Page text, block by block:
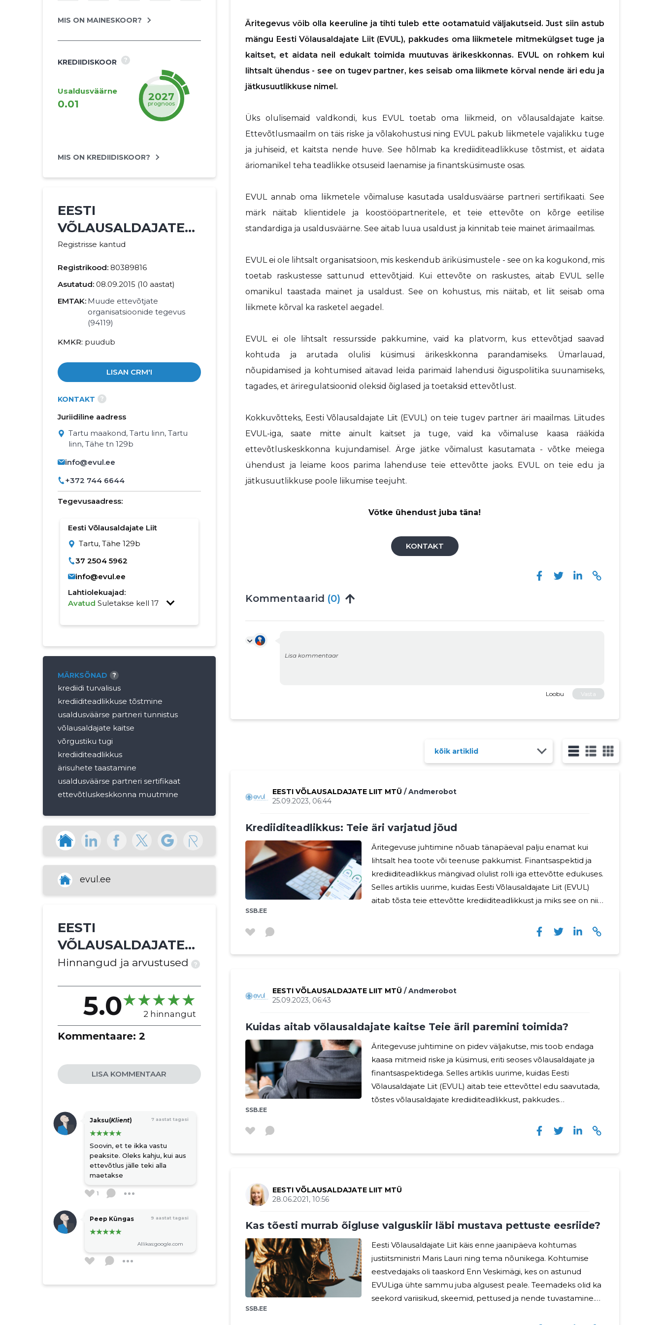
MIS ON MAINESKOOR?
KREDIIDISKOOR ?
Usaldusväärne
0.01
2027
prognoos
MIS ON KREDIIDISKOOR?
EESTI
VÕLAUSALDAJATE
LIIT MTÜ
Registrisse kantud
Registrikood: 80389816
Asutatud: 08.09.2015 (10 aastat)
EMTAK: Muude ettevõtjate
organisatsioonide tegevus
(94119)
KMKR puudub
LISAN CRM'I
KONTAKT ?
Juriidiline aadress
Tartu maakond, Tartu linn, Tartu
linn, Tähe tn 129b
info@evul.ee
+372 744 6644
Tegevusaadress:
Eesti Võlausaldajate Liit
Tartu, Tähe 129b
37 2504 5962
info@evul.ee
Lahtiolekuajad:
Avatud Suletakse kell 17
MÄRKSÕNAD ?
krediidi turvalisus
krediiditeadlikkuse tõstmine
usaldusväärse partneri tunnistus
võlausaldajate kaitse
võrgustiku tugi
krediiditeadlikkus
ärisuhete taastamine
usaldusväärse partneri sertifikaat
ettevõtluskeskkonna muutmine
võlausaldajate õiguste esindamine
krediidinõustamine
krediidiskoori parandamine
muude ettevõtjate
organisatsioonide tegevus
evul.ee
EESTI
VÕLAUSALDAJATE
LIIT MTÜ
Hinnangud ja arvustused ?
5.0 2 hinnangut
Kommentaare: 2
LISA KOMMENTAAR
Jaksu(Klient) 7 aastat tagasi
Soovin, et te ikka vastu
peaksite. Oleks kahju, kui aus
ettevõtlus jälle teki alla
maetakse
1
Peep Küngas 9 aastat tagasi
Allikas:google.com
Äritegevus võib olla keeruline ja tihti tuleb ette ootamatuid väljakutseid. Just siin astub
mängu Eesti Võlausaldajate Liit (EVUL), pakkudes oma liikmetele mitmekülgset tuge ja
kaitset, et aidata neil edukalt toimida muutuvas ärikeskkonnas. EVUL on rohkem kui
lihtsalt ühendus - see on tugev partner, kes seisab oma liikmete kõrval nende äri edu ja
jätkusuutlikkuse nimel.
Üks olulisemaid valdkondi, kus EVUL toetab oma liikmeid, on võlausaldajate kaitse.
Ettevõtlusmaailm on täis riske ja võlakohustusi ning EVUL pakub liikmetele vajalikku tuge
ja juhiseid, et kaitsta nende huve. See hõlmab ka krediiditeadlikkuse tõstmist, et aidata
äriomanikel teha teadlikke otsuseid laenamise ja finantsküsimuste osas.
EVUL annab oma liikmetele võimaluse kasutada usaldusväärse partneri sertifikaati. See
märk näitab klientidele ja koostööpartneritele, et teie ettevõte on kõrge eetilise
standardiga ja usaldusväärne. See aitab luua usaldust ja kinnitab teie mainet ärimaailmas.
EVUL ei ole lihtsalt organisatsioon, mis keskendub äriküsimustele - see on ka kogukond, mis
toetab raskustesse sattunud ettevõtjaid. Kui ettevõte on raskustes, aitab EVUL selle
omanikul taastada mainet ja usaldust. See on kohustus, mis näitab, et liit seisab oma
liikmete kõrval ka rasketel aegadel.
EVUL ei ole lihtsalt ressursside pakkumine, vaid ka platvorm, kus ettevõtjad saavad
kohtuda ja arutada olulisi küsimusi ärikeskkonna parandamiseks. Ümarlauad,
nõupidamised ja kohtumised aitavad leida parimaid lahendusi õiguspoliitika suunamiseks,
tagades, et äriregulatsioonid oleksid õiglased ja toetaksid ettevõtlust.
Kokkuvõtteks, Eesti Võlausaldajate Liit (EVUL) on teie tugev partner äri maailmas. Liitudes
EVUL-iga, saate mitte ainult kaitset ja tuge, vaid ka võimaluse kaasa rääkida
ettevõtluskeskkonna kujundamisel. Ärge jätke võimalust kasutamata - võtke meiega
ühendust ja leiame koos parima lahenduse teie ettevõtte jaoks. EVUL on teie edu ja
jätkusuutlikkuse poole liikumise teejuht.
Võtke ühendust juba täna!
KONTAKT
Kommentaarid (0)
Loobu Vasta
kõik artiklid
EESTI VÕLAUSALDAJATE LIIT MTÜ / Andmerobot
25.09.2023, 06:44
Krediiditeadlikkus: Teie äri varjatud jõud
SSB.EE
Äritegevuse juhtimine nõuab tänapäeval palju enamat kui
lihtsalt hea toote või teenuse pakkumist. Finantsaspektid ja
krediiditeadlikkus mängivad olulist rolli iga ettevõtte edukuses.
Selles artiklis uurime, kuidas Eesti Võlausaldajate Liit (EVUL)
aitab tõsta teie ettevõtte krediiditeadlikkust ja miks see on nii
keskkond. Äriomanikuna peate olema kursis finantstrendide,
Kuidas saate teha teadlikke finantsotsuseid, mis toetavad teie
EESTI VÕLAUSALDAJATE LIIT MTÜ / Andmerobot
25.09.2023, 06:43
Kuidas aitab võlausaldajate kaitse Teie äril paremini toimida?
SSB.EE
Äritegevuse juhtimine on pidev väljakutse, mis toob endaga
kaasa mitmeid riske ja küsimusi, eriti seoses võlausaldajate ja
finantsaspektidega. Selles artiklis uurime, kuidas Eesti
Võlausaldajate Liit (EVUL) aitab teie ettevõttel edu saavutada,
tõstes võlausaldajate krediiditeadlikkust, pakkudes
Finantsmaailm on keerukas ja riskantne, ja õiguslikud aspektid
EESTI VÕLAUSALDAJATE LIIT MTÜ
28.06.2021, 10:56
Kas tõesti murrab õigluse valguskiir läbi mustava pettuste eesriide?
SSB.EE
Eesti Võlausaldajate Liit käis enne jaanipäeva kohtumas
justiitsministri Maris Lauri ning tema nõunikega. Kohtumise
eestvedajaks oli taaskord Enn Veskimägi, kes on astunud
EVULiga ühte sammu juba algusest peale. Teemadeks olid ka
seekord variisikud, skeemid, pettused ja nende tuvastamine.